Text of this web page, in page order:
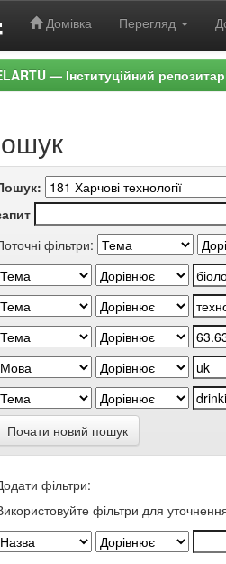
Домівка Перегляд
— Інституційний
фільтри:
Почати новий пошук
фільтри:
фільтри для